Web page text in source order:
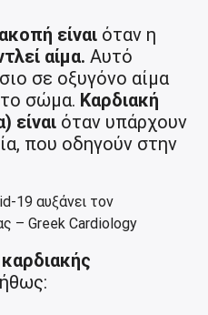
είναι όταν η
αίμα.Αυτό
σε οξυγόνο αίμα
σώμα. Καρδιακή
είναι όταν υπάρχουν
που οδηγούν στην
καρδιακής